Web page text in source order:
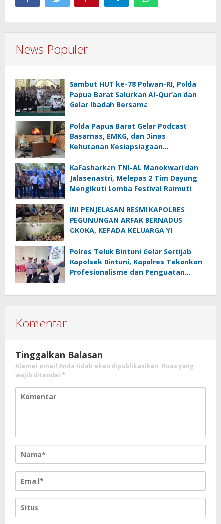
News Populer
Sambut HUT ke-78 Polwan-RI, Polda
Papua Barat Salurkan Al-Qur’an dan
Gelar Ibadah Bersama
Polda Papua Barat Gelar Podcast
Basarnas, BMKG, dan Dinas
Kehutanan Kesiapsiagaan
KaFasharkan TNI-AL Manokwari dan
Jalasenastri, Melepas 2 Tim Dayung
Mengikuti Lomba Festival Raimuti
INI PENJELASAN RESMI KAPOLRES
PEGUNUNGAN ARFAK BERNADUS
OKOKA, KEPADA KELUARGA YI
Polres Teluk Bintuni Gelar Sertijab
Kapolsek Bintuni, Kapolres Tekankan
Profesionalisme dan Penguatan
Komentar
Tinggalkan Balasan
Alamat email Anda tidak akan dipublikasikan. Ruas yang
wajib ditandai *